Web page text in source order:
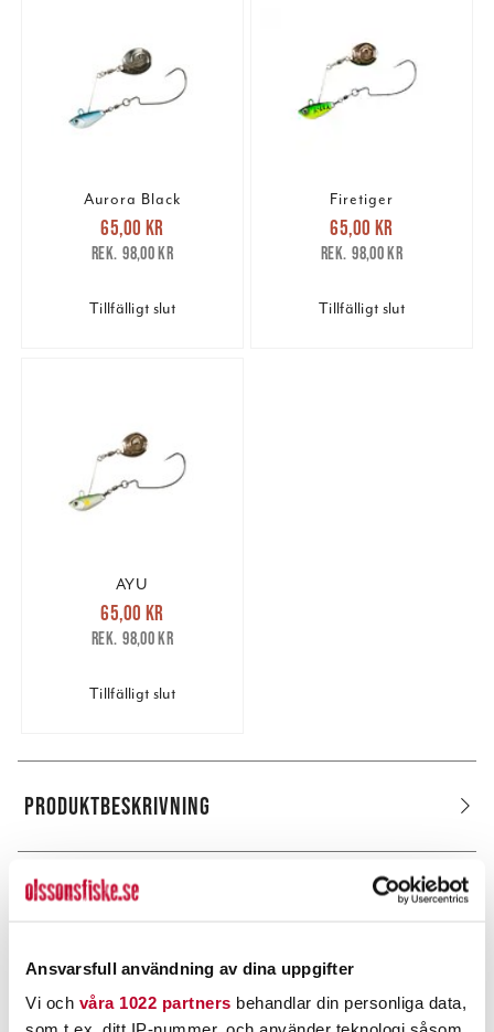
Ansvarsfull användning av dina uppgifter
Vi och våra 1022 partners behandlar din personliga data,
Aurora Black
Nuvarande pris
65,00 krTidigare pris
98,00 kr
65,00 kr
98,00 kr
Tillfälligt slut
Firetiger
Nuvarande pris
65,00 krTidigare pris
98,00 kr
65,00 kr
98,00 kr
Tillfälligt slut
AYU
Nuvarande pris
65,00 krTidigare pris
98,00 kr
65,00 kr
98,00 kr
Tillfälligt slut
PRODUKTBESKRIVNING